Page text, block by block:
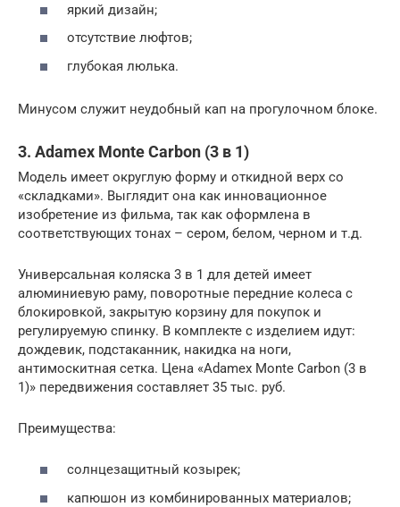
яркий дизайн;
отсутствие люфтов;
глубокая люлька.
Минусом служит неудобный кап на прогулочном блоке.
3. Adamex Monte Carbon (3 в 1)
Модель имеет округлую форму и откидной верх со
«складками». Выглядит она как инновационное
изобретение из фильма, так как оформлена в
соответствующих тонах – сером, белом, черном и т.д.
Универсальная коляска 3 в 1 для детей имеет
алюминиевую раму, поворотные передние колеса с
блокировкой, закрытую корзину для покупок и
регулируемую спинку. В комплекте с изделием идут:
дождевик, подстаканник, накидка на ноги,
антимоскитная сетка. Цена «Adamex Monte Carbon (3 в
1)» передвижения составляет 35 тыс. руб.
Преимущества:
солнцезащитный козырек;
капюшон из комбинированных материалов;